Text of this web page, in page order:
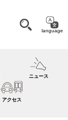
language
ニュース
アクセス